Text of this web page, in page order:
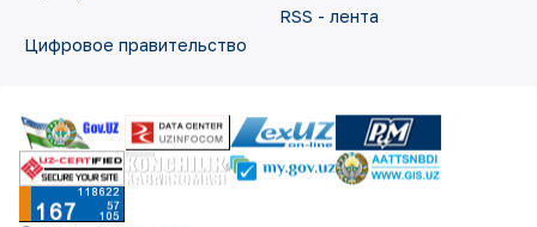
Цифровое правительство
RSS - лента